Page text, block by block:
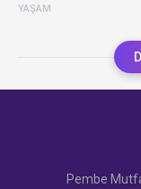
YAŞAM
Pembe